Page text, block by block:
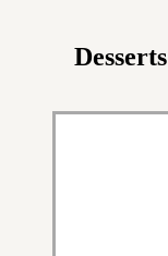
Desserts